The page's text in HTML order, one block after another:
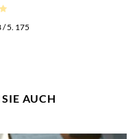
/ 5. 175
AUCH